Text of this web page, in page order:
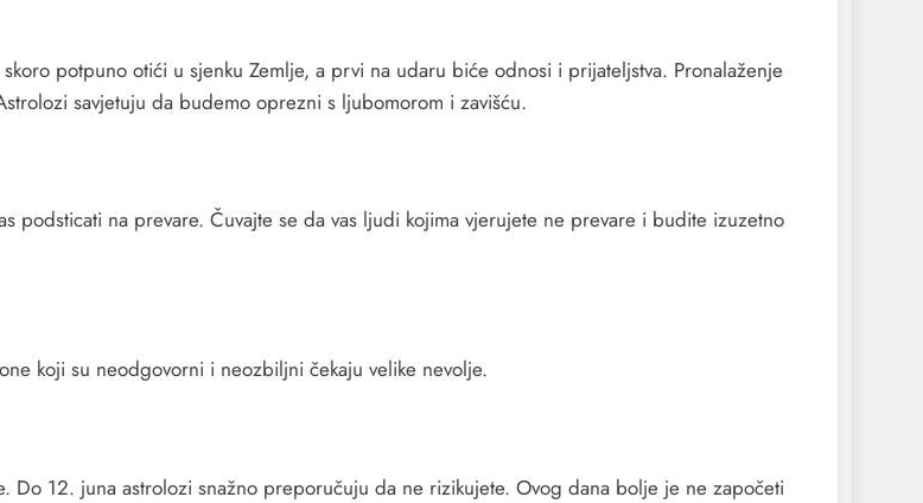
potpuno otići u sjenku Zemlje, a prvi na udaru biće odnosi i prijateljstva. Pronalaženje
savjetuju da budemo oprezni s ljubomorom i zavišću.
podsticati na prevare. Čuvajte se da vas ljudi kojima vjerujete ne prevare i budite izuzetno
koji su neodgovorni i neozbiljni čekaju velike nevolje.
12. juna astrolozi snažno preporučuju da ne rizikujete. Ovog dana bolje je ne započeti